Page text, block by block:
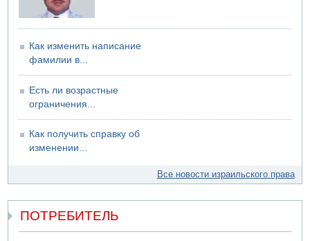
Как изменить написание
фамилии в...
Есть ли возрастные
ограничения...
Как получить справку об
изменении...
Все новости израильского права
ПОТРЕБИТЕЛЬ